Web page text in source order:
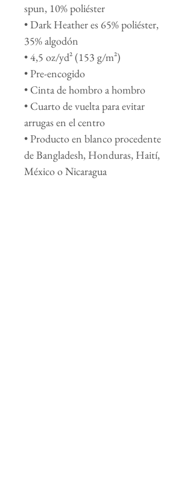
spun, 10% poliéster
• Dark Heather es 65% poliéster,
35% algodón
• 4,5 oz/yd² (153 g/m²)
• Pre-encogido
• Cinta de hombro a hombro
• Cuarto de vuelta para evitar
arrugas en el centro
• Producto en blanco procedente
de Bangladesh, Honduras, Haití,
México o Nicaragua